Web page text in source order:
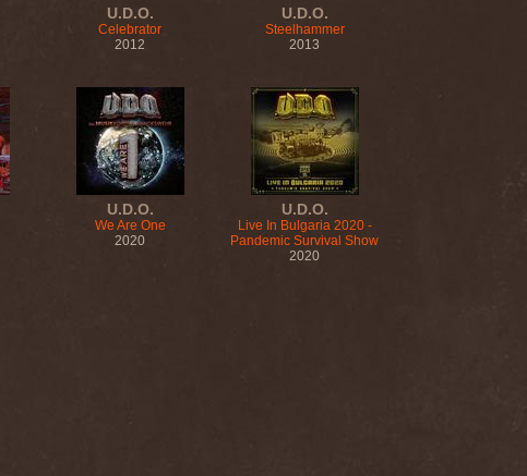
U.D.O.
Celebrator
2012
U.D.O.
Steelhammer
2013
U.D.O.
We Are One
2020
U.D.O.
Live In Bulgaria 2020 -
Pandemic Survival Show
2020